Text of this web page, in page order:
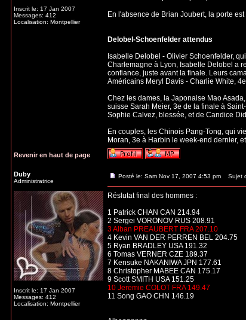
Inscrit le: 17 Jan 2007
Messages: 412
Localisation: Montpellier
En l'absence de Brian Joubert, la porte
Delobel-Schoenfelder attendus
Isabelle Delobel - Olivier Schoenfelder,
Charlemagne à Lyon, Isabelle Delobel a
confiance, juste avant la finale. Leurs
Américains Meryl Davis - Charlie White,
Chez les dames, la Japonaise Mao
suisse Sarah Meier, 3e de la finale à
Sophie Calvez, blessée, et de Candice
En couples, les Chinois Pang-Tong, qui
Moran, 3e à Harbin le week-end dernier,
Revenir en haut de page
Duby
Administratrice
Inscrit le: 17 Jan 2007
Messages: 412
Localisation: Montpellier
Posté le: Sam Nov 17, 2007 4:53 pm Sujet
Réslutat final des hommes :
1 Patrick CHAN CAN 214.94
2 Sergei VORONOV RUS 208.91
3 Alban PREAUBERT FRA 207.10
4 Kevin VAN DER PERREN BEL 204.75
5 Ryan BRADLEY USA 191.32
6 Tomas VERNER CZE 189.37
7 Kensuke NAKANIWA JPN 177.61
8 Christopher MABEE CAN 175.17
9 Scott SMITH USA 151.25
10 Jeremie COLOT FRA 149.47
11 Song GAO CHN 146.19